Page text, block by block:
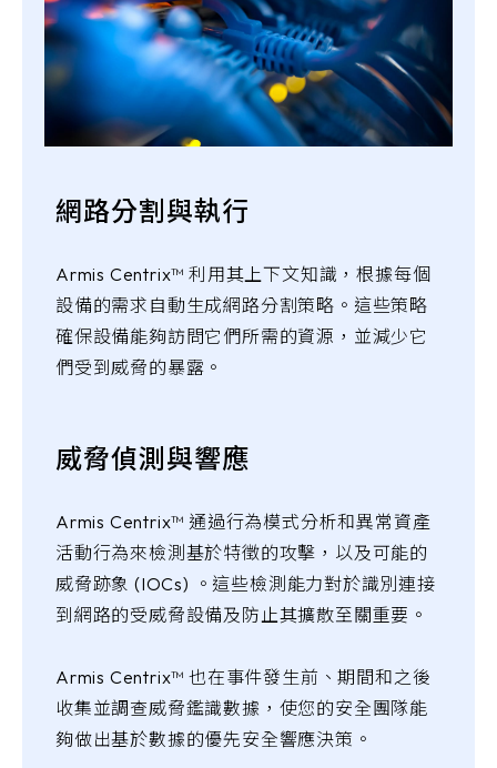
網路分割與執行
Armis Centrix™ 利用其上下文知識，根據每個
設備的需求自動生成網路分割策略。這些策略
確保設備能夠訪問它們所需的資源，並減少它
們受到威脅的暴露。
威脅偵測與響應
Armis Centrix™ 通過行為模式分析和異常資產
活動行為來檢測基於特徵的攻擊，以及可能的
威脅跡象 (IOCs) 。這些檢測能力對於識別連接
到網路的受威脅設備及防止其擴散至關重要。
Armis Centrix™ 也在事件發生前、期間和之後
收集並調查威脅鑑識數據，使您的安全團隊能
夠做出基於數據的優先安全響應決策。